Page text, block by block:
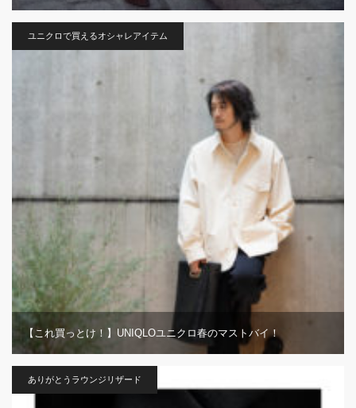
ユニクロで買えるオシャレアイテム
【これ買っとけ！】UNIQLOユニクロ春のマストバイ！
ありがとうラウンジリザード